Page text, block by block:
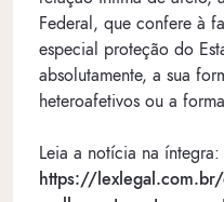
Federal, que confere à
especial proteção do
absolutamente, a sua
heteroafetivos ou a
Leia a notícia na íntegra:
https://lexlegal.com.br/